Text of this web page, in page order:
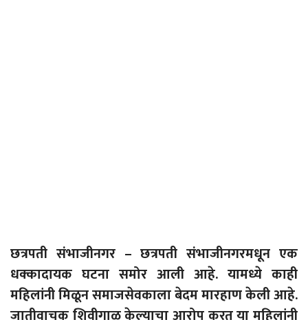
छत्रपती संभाजीनगर – छत्रपती संभाजीनगरमधून एक
धक्कादायक घटना समोर आली आहे. यामध्ये काही
महिलांनी मिळून समाजसेवकाला बेदम मारहाण केली आहे.